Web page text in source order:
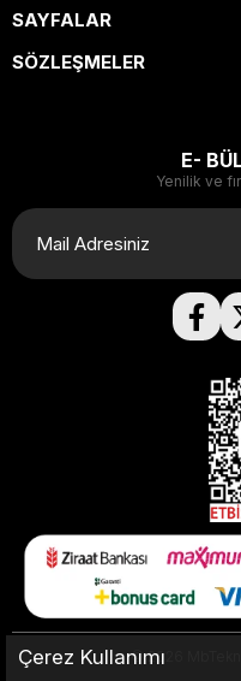
SAYFALAR
SÖZLEŞMELER
E-
Yenilik ve
© 2026
Çerez Kullanımı